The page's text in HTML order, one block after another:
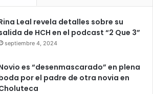
Leal revela detalles sobre su
de HCH en el podcast “2 Que 3”
septiembre 4, 2024
es “desenmascarado” en plena
por el padre de otra novia en